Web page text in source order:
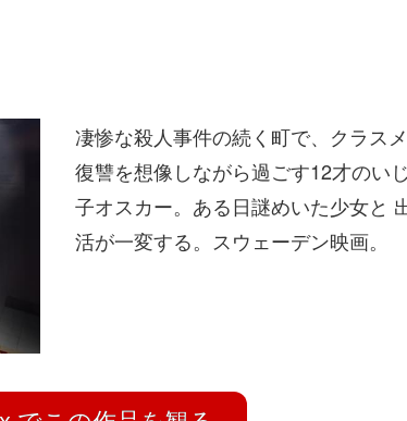
凄惨な殺人事件の続く町で、クラス
復讐を想像しながら過ごす12才のい
子オスカー。ある日謎めいた少女と
活が一変する。スウェーデン映画。